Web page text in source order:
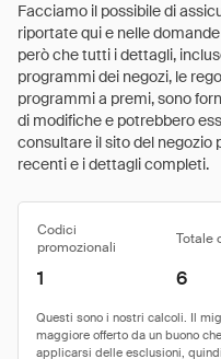
Facciamo il possibile di
riportate qui e nelle
però che tutti i dettagli,
programmi dei negozi, le
programmi a premi, sono
di modifiche e potrebbero
consultare il sito del negozio
recenti e i dettagli completi.
Codici
promozionali
Totale
1 6